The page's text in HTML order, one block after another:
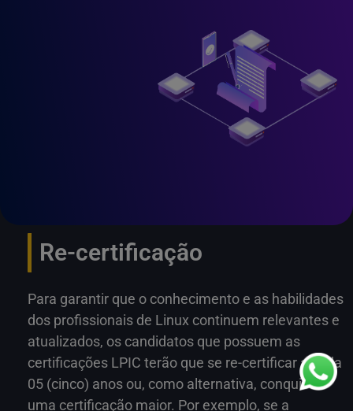
Re-certificação
Para garantir que o conhecimento e as habilidades
dos profissionais de Linux continuem relevantes e
atualizados, os candidatos que possuem as
certificações LPIC terão que se re-certificar a cada
05 (cinco) anos ou, como alternativa, conquistar
uma certificação maior. Por exemplo, se a